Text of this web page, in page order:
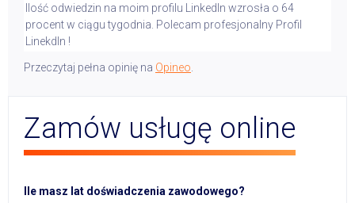
Ilość odwiedzin na moim profilu LinkedIn wzrosła o 64
procent w ciągu tygodnia. Polecam profesjonalny Profil
LinekdIn !
Przeczytaj pełna opinię na Opineo
Zamów usługę online
Ile masz lat doświadczenia zawodowego?